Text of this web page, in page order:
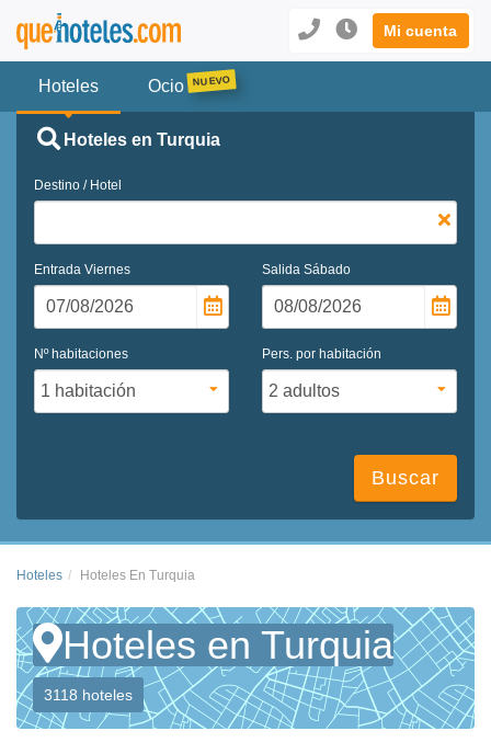
Mi cuenta
Hoteles Ocio
Hoteles en Turquia
Destino / Hotel
Entrada Viernes Salida Sábado
Nº habitaciones Pers. por habitación
Buscar
Hoteles Hoteles En Turquia
Hoteles en Turquia
3118 hoteles